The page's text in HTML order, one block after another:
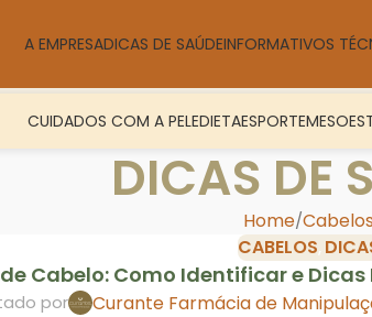
A EMPRESADICAS DE SAÚDEINFORMATIVOS
CUIDADOS COM A PELEDIETAESPORTE
DICAS DE
Home Cabelos
CABELOS,
Cabelo: Como Identificar e
por Curante Farmácia de